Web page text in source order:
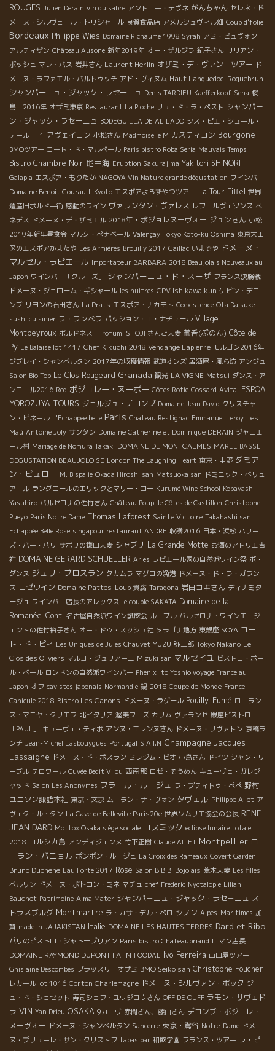
ROUGES Julien Derain vin du sabre アントニー・テヴネ がんちゃん セレネ・ド
メーヌ・シルヴェール・トリシャール 良質食品店 アメルシュヴィル畑 Coup d'folie
Bordeaux Philippe Wies Domaine Richaume 1998 Syrah アミ・ビュヴォン
アルティザン Château Ausone 新年2019年 オー・ザルジラ 紀子さん リリアン・
ボッシュ マレ・バス 岩井さん Laurent Herlin オザミ・デ・ヴァン ツアー ド
メーヌ・ラファエル・バルトゥッチ アド・ヴィヌム Haut Languedoc-Roquebrun
シャンパーニュ・ジャック・ラセーニュ Denis TARDIEU Kaefferkopf Sena 桜
島 2016年 オザミ東京 Restaurant La Pioche リュ・ド・ラ・ペスト シャンパー
ン・ジャック・ラセーニュ BODEGUILLA DE AL LADO シス・ピエ・シュール・
テール TF1 アヴェイロン 小松さん Madmoiselle M カスティヨン Bourgone
BMOツアー コート・ド・マルペール Paris bistro Roba Seria Mauvais Temps
Bistro Chambre Noir 地中海 Eruption Sakurajima Yakitori SHINORI
Galapia エスポア・もりたか NAGOYA Vin Nature grande dégustation ワインバー
Domaine Benoit Courault Kyoto エスポアよろずやつツアー La Tour Eiffel 世界
遺産旧ボルドー街 感動のワイン ヴァランタン・ヴァレス レフェルヴェソンス ぺ
ネデス ドメーヌ・デ・ザミエル 2018年・ボジョレヌーヴォー ジュンさん 小松
2019年新年昼食会 マルク・ぺナベール Valençay Tokyo Koto-ku Oshima 東京大田
区のエスポアかまたや Les Armières Brouilly 2017 Gaillac いまでや ドメーヌ・
マルセル・ラピエール Importateur BARBARA 2018 Beaujolais Nouveaux au
Japon ワインバー「クルーズ」 シャンパーニュ・ド・スーザ フランス決勝戦
ドメーヌ・ジェローム・ギシャール les huitres CPV Ishikawa kun ケビン・デコ
ンブ リヨンの石田さん La Prats エスポア・ナカモト Coexistence Ota Daisuke
sushi cuisinier ラ・ランベラ パッション・エ・ナチュール Village
Montpeyroux ボルドネス Hirofumi SHOJI さんご夫妻 葡呑(ぶのん) Côte de
Py Le Balaise lot 1417 Chef Kikuchi 2018 Vendange Lapierre モルゴン2016年
ジブレイ・シャンベルタン 2017年の収穫情報 武道オンズ 居酒屋・風ら坊 アンジュ
Salon Bio Top Le Clos Rougeard Granada 観光 LA VIGNE Matsui ダンス・ア
ンコール2016 Red ボジョレー・ヌーボー Côtes Rotie Cossard Avital ESPOA
YOROZUYA TOURS ジョルジュ・デコンブ Domaine Jean David クリスチャ
ン・ビネール L'Echappee belle Paris Chateau Restignac Emmanuel Leroy Les
Maù Antoine Joly サンタン Domaine Catherine et Dominique DERAIN ジャニエ
ール村 Mariage de Nomura Takaki DOMAINE DE MONTCALMES MAREE BASSE
DEGUSTATION BEAUJOLOISE London The Laughing Heart 東京・中野 ダミア
ン・ビュロー M. Bispalie Okada Hiroshi san Matsuoka san ドミニック・べリュ
アール ラングロールのエリックとマリー・ロー Kurumé Wine School Kobayashi
Yasuhiro バルセロナの佐竹さん Château Poupille Côtes de Castillon Christophe
Pueyo Paris Notre Dame Thomas Laforest Sainte Victoire Takahashi san
Echappée Belle Rose singapour restaurant ANDRE 収穫2016 日本・浜松 ハリー
ズ・バー・パリ サボリの鎌田夫妻 シャブリ La Grande Motte お酒のアトリエ吉
祥 DOMAINE GERARD SCHUELLER Arles ラピエール家の自然派ワイン祭 ポ・
ダンヌ ジュリ・ブロスラン タカムラ マグロの漁港 ドメーヌ・ド・ラ・ガラン
ス ロゼワイン Domaine Pattes-Loup 貴腐 Taragona 岩田コキさん ディナミタ
ージュ ワインバー店長のアレックス le couple SAKATA Domaine de la
Romanée-Conti 名古屋自然派ワイン試飲会 ルーブル バルセロナ・ワインエージ
ェントの佐竹裕子さん オー・ドゥ・スッシュ社 タラゴナ地方 東銀座 SOYA コー
ト・ド・ピィ Les Uniques de Jules Chauvet YUZU 弥三郎 Tokyo Nakano Le
Clos des Oliviers マルコ・ジュリアーニ Mizuki san マルセイユ ビストロ・ポー
ル・ベール ロンドンの自然派ワインバー Phenix Ito Yoshio voyage France au
Japon オフ cavistes japonais Normandie 鍋 2018 Coupe de Monde France
Canicule 2018 Bistro Les Canons ドメーヌ・ラゲール Pouilly-Fumé ローラン
ス・マニヤ・クリエフ 北イタリア 渥美フーズ カリム ヴァランセ 銀座ビストロ
「PAUL」
キューヴェ・ティボ アンヌ・エレンヌさん ドメーヌ・リヴァトン 京橋ラ
ンチ Jean-Michel Lasbouygues Portugal S.A.I.N Champagne Jacques
Lassaigne ドメーヌ・ド・ボスラン ミレジム・ビオ 小島さん ドイツ シャン・リ
ーブル テロワール Cuvée Bedit Vilou 西南部 ロゼ・そうめん キューヴェ・ガレジ
ャッド Salon Les Anonymes フラール・ルージュ ラ・プティトゥ・ペペ 野村
ユニソン諏訪本社 東京・文京 ムーラン・ナ・ヴォン タヴェル Philippe Aliet ア
ヴェク・ル・タン La Cave de Belleville Paris20e 世界ソムリエ協会の会長 RENE
JEAN DARD Mottox Osaka siège sociale コスミック eclipse lunaire totale
2018 コルシカ島 アンディジェンヌ 竹下正樹 Claude ALIET Montpellier ロ
ーラン・バニョル ポンポン・ルージュ La Croix des Rameaux Covert Garden
Bruno Duchene Eau Forte 2017 Rose Salon B.B.B. Bojolais 荒木夫妻 Les filles
ベルリン ドメーヌ・ポトロン・ミネ マチュ chef Frederic Nyctalopie Lilian
Bauchet Patrimoine Alma Mater シャンパ－ニュ・ジャック・ラセ－ニュ ス
トラスブルグ Montmartre ラ・カサ・デル・ぺロ シノン Alpes-Maritimes 加
賀 made in JAJAKISTAN Italie DOMAINE LES HAUTES TERRES Dard et Ribo
パリのビストロ・シャトーブリアン Paris bistro Chateaubriand ロマン店長
DOMAINE RAYMOND DUPONT FAHN FOODAL Ivo Ferreira 山田屋ツアー
Ghislaine Descombes ブラッスリーオザミ BMO Seiko san Christophe Foucher
レカール lot 1016 Corton Charlemagne ドメーヌ・シルヴァン・ボック ジ
ュ・ド・ショセット 寿司シェフ・ユウジロウさん OFF DE OUFF ラモン・サヴェド
ラ VIN Yan Drieu OSAKA 9カーヴ 赤間さん、藤山さん デコンブ・ボジョレ・
ヌーヴォー ドメーヌ・シャンベルタン Sancerre 東京・鴬谷 Notre-Dame ドメー
ヌ・プリューレ・サン・クリストフ tapas bar 和飲学園 フランス・ツアー ラ・ピ